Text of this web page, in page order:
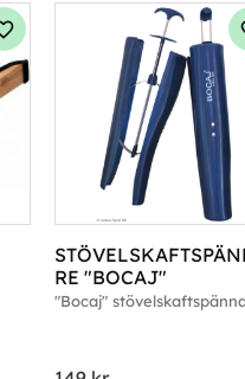
Lägg till i favoriter
RE "BOCAJ"
"Bocaj"